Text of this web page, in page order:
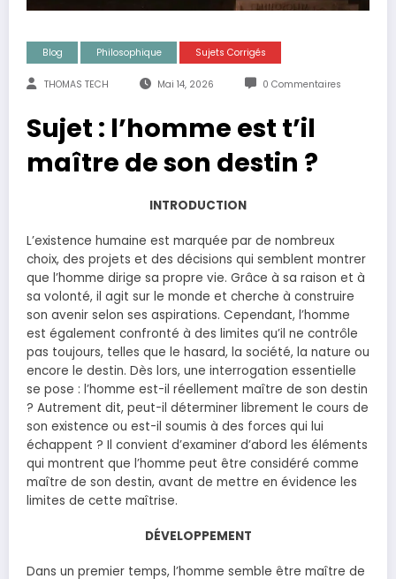
Blog Philosophique Sujets Corrigés
THOMAS TECH Mai 14, 2026 0 Commentaires
Sujet : l’homme est t’il
maître de son destin ?
INTRODUCTION
L’existence humaine est marquée par de nombreux
choix, des projets et des décisions qui semblent montrer
que l’homme dirige sa propre vie. Grâce à sa raison et à
sa volonté, il agit sur le monde et cherche à construire
son avenir selon ses aspirations. Cependant, l’homme
est également confronté à des limites qu’il ne contrôle
pas toujours, telles que le hasard, la société, la nature ou
encore le destin. Dès lors, une interrogation essentielle
se pose : l’homme est-il réellement maître de son destin
? Autrement dit, peut-il déterminer librement le cours de
son existence ou est-il soumis à des forces qui lui
échappent ? Il convient d’examiner d’abord les éléments
qui montrent que l’homme peut être considéré comme
maître de son destin, avant de mettre en évidence les
limites de cette maîtrise.
DÉVELOPPEMENT
Dans un premier temps, l’homme semble être maître de